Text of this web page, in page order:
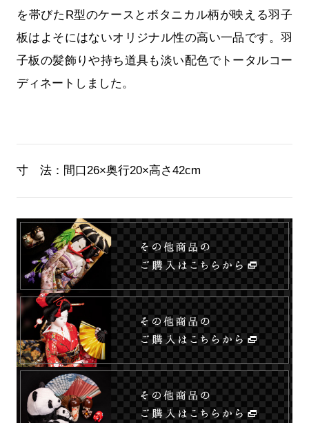
を帯びたR型のケースとボタニカル柄が映える羽子
板はよそにはないオリジナル性の高い一品です。羽
子板の髪飾りや持ち道具も淡い配色でトータルコー
ディネートしました。
寸 法： 間口26×奥行20×高さ42cm